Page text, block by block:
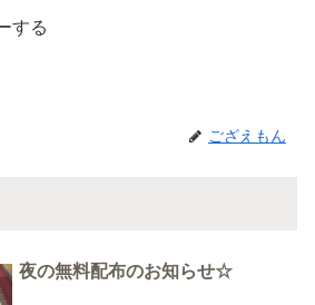
する
ござえもん
夜の無料配布のお知らせ☆